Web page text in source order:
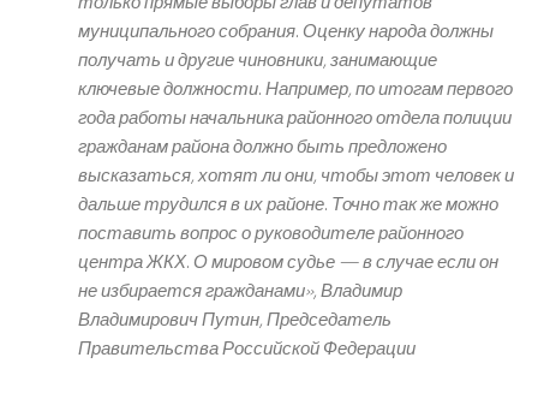
муниципального собрания. Оценку народа должны
получать и другие чиновники, занимающие
ключевые должности. Например, по итогам первого
года работы начальника районного отдела полиции
гражданам района должно быть предложено
высказаться, хотят ли они, чтобы этот человек и
дальше трудился в их районе. Точно так же можно
поставить вопрос о руководителе районного
центра ЖКХ. О мировом судье — в случае если он
не избирается гражданами», Владимир
Владимирович Путин, Председатель
Правительства Российской Федерации